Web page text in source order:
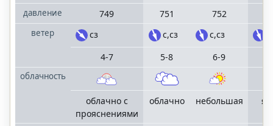
давление
ветер
облачность
749
сз
4-7
облачно с
прояснениями
751
с,сз
5-8
облачно
752
с,сз
6-9
небольшая